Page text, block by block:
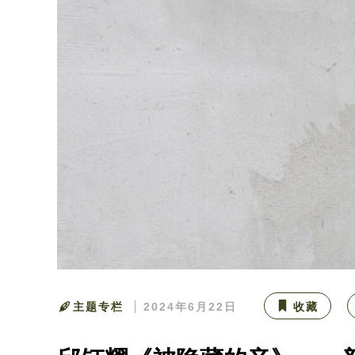
主题专栏 2024年6月22日 收藏